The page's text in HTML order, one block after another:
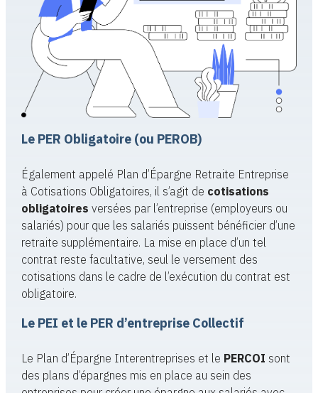
Le PER Obligatoire (ou PEROB)
Également appelé Plan d’Épargne Retraite Entreprise
à Cotisations Obligatoires, il s’agit de cotisations
obligatoires versées par l’entreprise (employeurs ou
salariés) pour que les salariés puissent bénéficier d’une
retraite supplémentaire. La mise en place d’un tel
contrat reste facultative, seul le versement des
cotisations dans le cadre de l’exécution du contrat est
obligatoire.
Le PEI et le PER d’entreprise Collectif
Le Plan d’Épargne Interentreprises et le PERCOI sont
des plans d’épargnes mis en place au sein des